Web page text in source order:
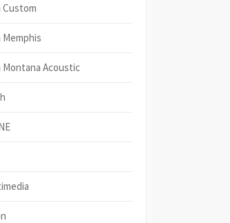
Custom
Memphis
Montana Acoustic